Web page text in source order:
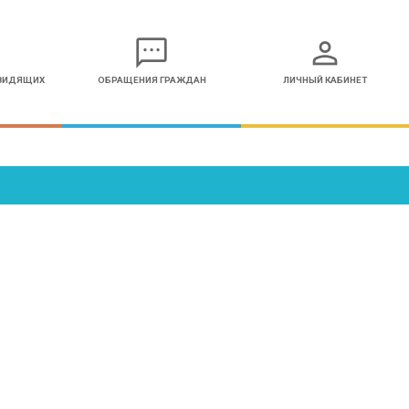
sms
ОБРАЩЕНИЯ ГРАЖДАН
person
ЛИЧНЫЙ КАБИНЕТ